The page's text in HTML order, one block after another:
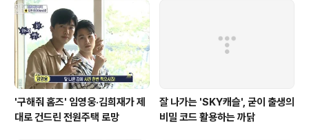
'구해줘 홈즈' 임영웅·김희재가 제
대로 건드린 전원주택 로망
잘 나가는 'SKY캐슬', 굳이 출생의
비밀 코드 활용하는 까닭